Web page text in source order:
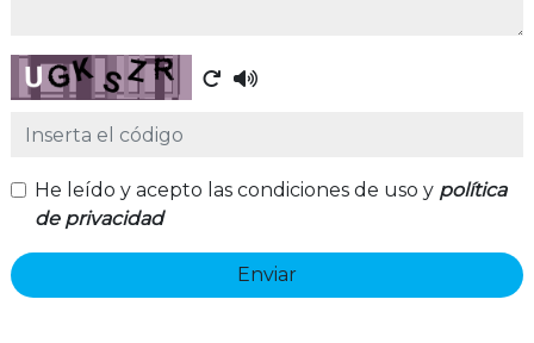
Captcha
He leído y acepto las condiciones de uso y política
de privacidad
Enviar